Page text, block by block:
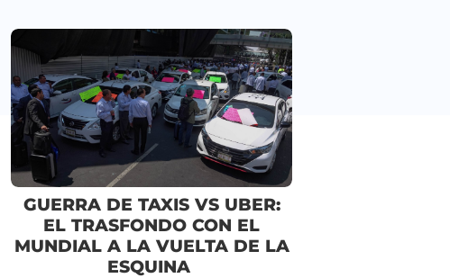
GUERRA DE TAXIS VS UBER:
EL TRASFONDO CON EL
MUNDIAL A LA VUELTA DE LA
ESQUINA